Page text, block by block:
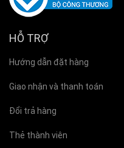
HỖ TRỢ
Hướng dẫn đặt hàng
Giao nhận và thanh toán
Đổi trả hàng
Thẻ thành viên